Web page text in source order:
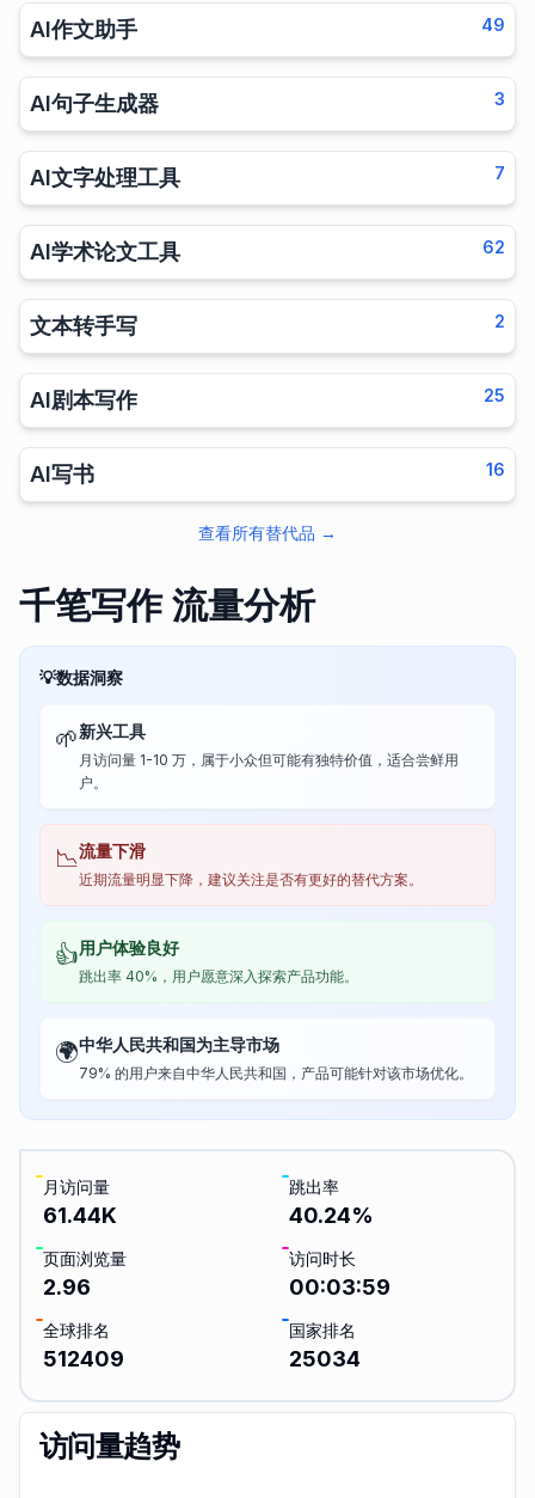
AI作文助手 49
AI句子生成器 3
AI文字处理工具 7
AI学术论文工具 62
文本转手写 2
AI剧本写作 25
AI写书 16
查看所有替代品 →
千笔写作 流量分析
💡数据洞察
🌱新兴工具
月访问量 1-10 万，属于小众但可能有独特价值，适合尝鲜用
户。
📉流量下滑
近期流量明显下降，建议关注是否有更好的替代方案。
👍用户体验良好
跳出率 40%，用户愿意深入探索产品功能。
🌍中华人民共和国为主导市场
79% 的用户来自中华人民共和国，产品可能针对该市场优化。
月访问量
61.44K
跳出率
40.24%
页面浏览量
2.96
访问时长
00:03:59
全球排名
512409
国家排名
25034
访问量趋势